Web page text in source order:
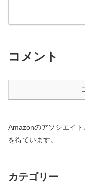
コメント
Amazonのアソシエイ
を得ています。
カテゴリー